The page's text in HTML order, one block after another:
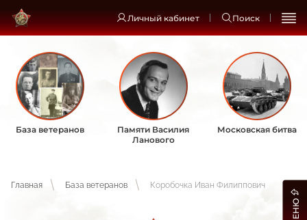
Личный кабинет Поиск
База ветеранов
Памяти Василия
Ланового
Московская битва
Главная База ветеранов Коробочка Иван Филиппович
МЕНЮ